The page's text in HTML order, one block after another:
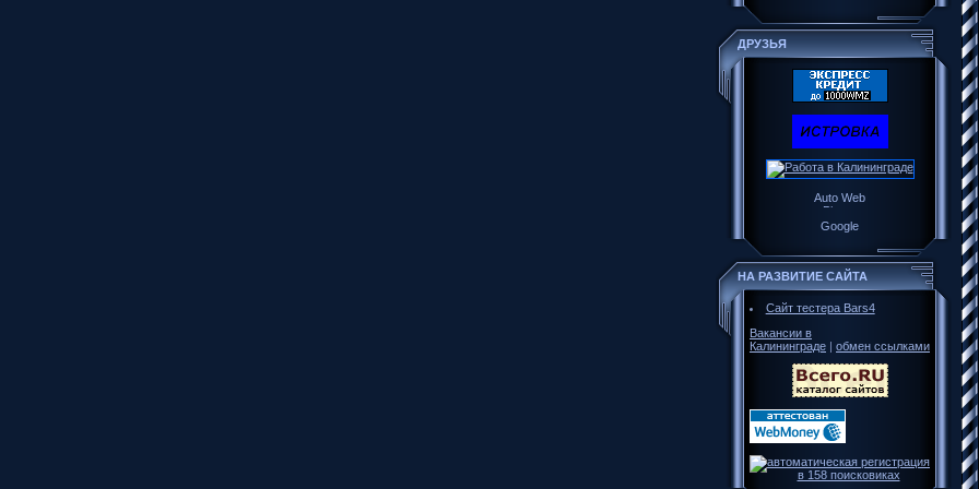
ДРУЗЬЯ
НА РАЗВИТИЕ САЙТА
Сайт тестера Bars4
Вакансии в
Калининграде | обмен ссылками